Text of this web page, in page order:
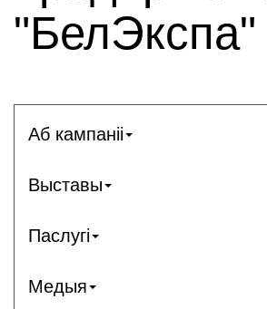
"БелЭкспа"
Аб кампаніі
Выставы
Паслугі
Медыя